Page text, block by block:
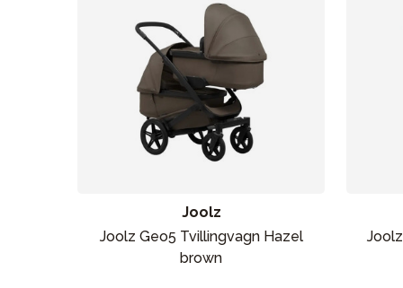
Joolz
Joolz Geo5 Tvillingvagn Hazel
brown